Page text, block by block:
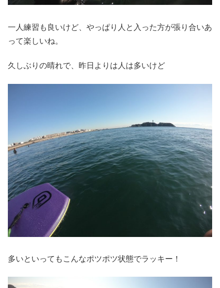
一人練習も良いけど、やっぱり人と入った方が張り合いあ
って楽しいね。
久しぶりの晴れで、昨日よりは人は多いけど
多いといってもこんなポツポツ状態でラッキー！